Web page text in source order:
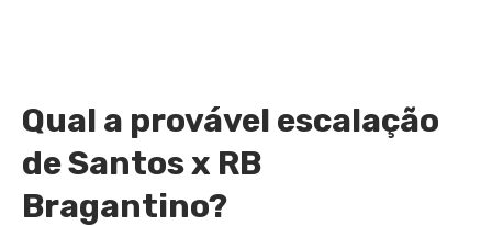
Qual a provável escalação
de Santos x RB
Bragantino?